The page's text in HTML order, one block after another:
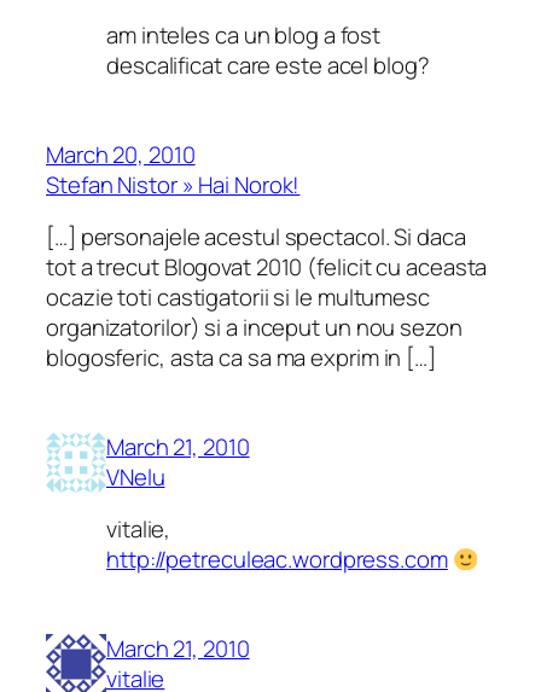
am inteles ca un blog a fost
descalificat care este acel blog?
March 20, 2010
Stefan Nistor » Hai Norok!
[…] personajele acestul spectacol. Si daca
tot a trecut Blogovat 2010 (felicit cu aceasta
ocazie toti castigatorii si le multumesc
organizatorilor) si a inceput un nou sezon
blogosferic, asta ca sa ma exprim in […]
March 21, 2010
VNelu
vitalie,
http://petreculeac.wordpress.com
March 21, 2010
vitalie